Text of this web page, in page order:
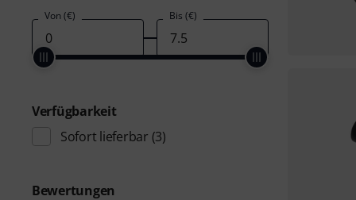
Von (€) Bis (€)
Verfügbarkeit
Sofort lieferbar (3)
Bewertungen